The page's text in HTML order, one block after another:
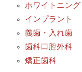
ホワイトニング
インプラント
義歯・入れ歯
歯科口腔外科
矯正歯科